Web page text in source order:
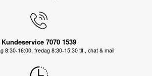
Kundeservice 7070 1539
8:30-16:00, fredag 8:30-15:30 tlf., chat & mail